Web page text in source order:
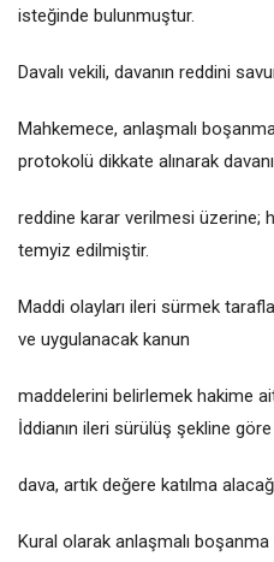
isteğinde bulunmuştur.
Davalı vekili, davanın reddini
Mahkemece, anlaşmalı
protokolü dikkate alınarak
reddine karar verilmesi üzerine;
temyiz edilmiştir.
Maddi olayları ileri sürmek
ve uygulanacak kanun
maddelerini belirlemek hakime
İddianın ileri sürülüş şekline göre
dava, artık değere katılma
Kural olarak anlaşmalı